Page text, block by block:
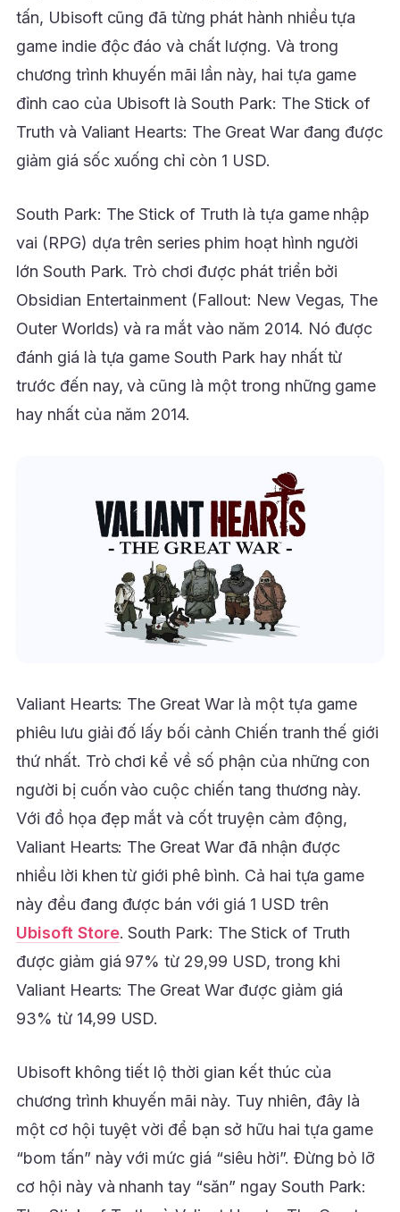
tấn, Ubisoft cũng đã từng phát hành nhiều tựa
game indie độc đáo và chất lượng. Và trong
chương trình khuyến mãi lần này, hai tựa game
đỉnh cao của Ubisoft là South Park: The Stick of
Truth và Valiant Hearts: The Great War đang được
giảm giá sốc xuống chỉ còn 1 USD.
South Park: The Stick of Truth là tựa game nhập
vai (RPG) dựa trên series phim hoạt hình người
lớn South Park. Trò chơi được phát triển bởi
Obsidian Entertainment (Fallout: New Vegas, The
Outer Worlds) và ra mắt vào năm 2014. Nó được
đánh giá là tựa game South Park hay nhất từ
trước đến nay, và cũng là một trong những game
hay nhất của năm 2014.
Valiant Hearts: The Great War là một tựa game
phiêu lưu giải đố lấy bối cảnh Chiến tranh thế giới
thứ nhất. Trò chơi kể về số phận của những con
người bị cuốn vào cuộc chiến tang thương này.
Với đồ họa đẹp mắt và cốt truyện cảm động,
Valiant Hearts: The Great War đã nhận được
nhiều lời khen từ giới phê bình. Cả hai tựa game
này đều đang được bán với giá 1 USD trên
Ubisoft Store. South Park: The Stick of Truth
được giảm giá 97% từ 29,99 USD, trong khi
Valiant Hearts: The Great War được giảm giá
93% từ 14,99 USD.
Ubisoft không tiết lộ thời gian kết thúc của
chương trình khuyến mãi này. Tuy nhiên, đây là
một cơ hội tuyệt vời để bạn sở hữu hai tựa game
“bom tấn” này với mức giá “siêu hời”. Đừng bỏ lỡ
cơ hội này và nhanh tay “săn” ngay South Park: